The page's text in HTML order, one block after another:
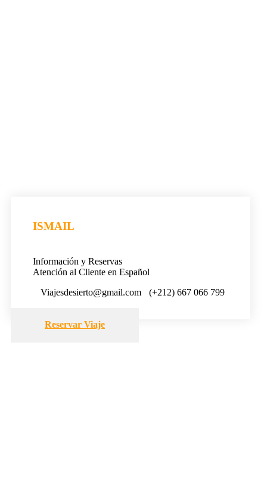
ISMAIL
Información y Reservas
Atención al Cliente en Español
Viajesdesierto@gmail.com
(+212) 667 066 799
Reservar Viaje